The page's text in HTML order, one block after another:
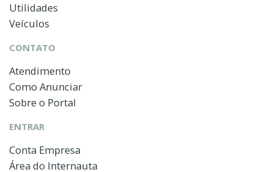
Utilidades
Veículos
CONTATO
Atendimento
Como Anunciar
Sobre o Portal
ENTRAR
Conta Empresa
Área do Internauta